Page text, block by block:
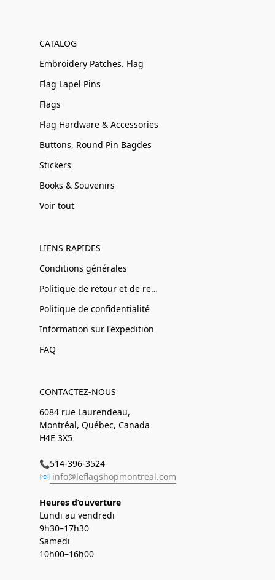
CATALOG
Embroidery Patches. Flag
Flag Lapel Pins
Flags
Flag Hardware & Accessories
Buttons, Round Pin Bagdes
Stickers
Books & Souvenirs
Voir tout
LIENS RAPIDES
Conditions générales
Politique de retour et de remboursement
Politique de confidentialité
Information sur l'expedition
FAQ
CONTACTEZ-NOUS
6084 rue Laurendeau,
Montréal, Québec, Canada
H4E 3X5
📞514-396-3524
📧 info@leflagshopmontreal.com
Heures d’ouverture
Lundi au vendredi
9h30–17h30
Samedi
10h00–16h00